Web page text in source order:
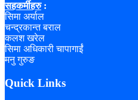
सहकर्मीहरु:
सिमा अर्याल
चन्द्रकान्त बराल
कलश खरेल
सिमा अधिकारी चापागाईं
मनु गुरुङ
Quick Links